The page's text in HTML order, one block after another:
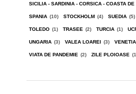
SICILIA - SARDINIA - CORSICA - COASTA DE
SPANIA (10) STOCKHOLM (4) SUEDIA (5)
TOLEDO (1) TRASEE (2) TURCIA (1)
UNGARIA (3) VALEA LOAREI (3) VENETIA
VIATA DE PANDEMIE (2) ZILE PLOIOASE